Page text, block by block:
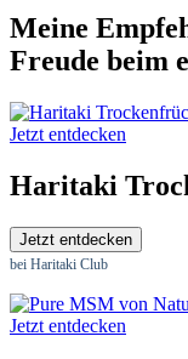
Meine
Freude beim
Jetzt entdecken
Haritaki
Jetzt entdecken
bei Haritaki Club
Jetzt entdecken